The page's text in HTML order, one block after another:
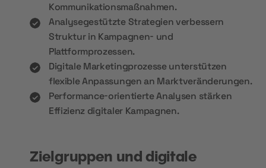
Kommunikationsmaßnahmen.
Analysegestützte Strategien verbessern
Struktur in Kampagnen- und
Plattformprozessen.
Digitale Marketingprozesse unterstützen
flexible Anpassungen an Marktveränderungen.
Performance-orientierte Analysen stärken
Effizienz digitaler Kampagnen.
Zielgruppen und digitale